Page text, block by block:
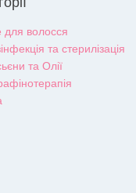
для волосся
та стерилізація
та Олії